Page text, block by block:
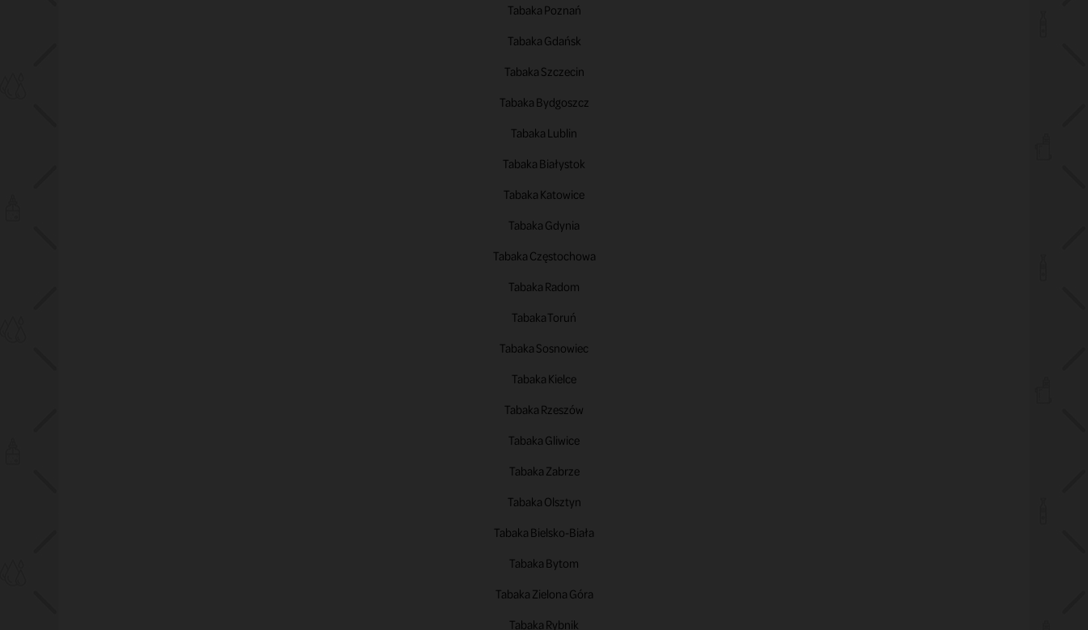
Tabaka Poznań
Tabaka Gdańsk
Tabaka Szczecin
Tabaka Bydgoszcz
Tabaka Lublin
Tabaka Białystok
Tabaka Katowice
Tabaka Gdynia
Tabaka Częstochowa
Tabaka Radom
Tabaka Toruń
Tabaka Sosnowiec
Tabaka Kielce
Tabaka Rzeszów
Tabaka Gliwice
Tabaka Zabrze
Tabaka Olsztyn
Tabaka Bielsko-Biała
Tabaka Bytom
Tabaka Zielona Góra
Tabaka Rybnik